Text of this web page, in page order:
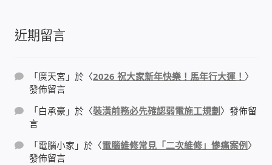
智慧電錶、儲值、雲端 電子式電錶
公用房間插卡計費方案
充電樁
近期留言
「廣天宮 」於〈2026 祝大家新年快樂！馬年行大運！ 〉
發佈留言
「白承豪 」於〈裝潢前務必先確認弱電施工規劃 〉發佈留
言
「電腦小家 」於〈電腦維修常見「二次維修」慘痛案例 〉
發佈留言